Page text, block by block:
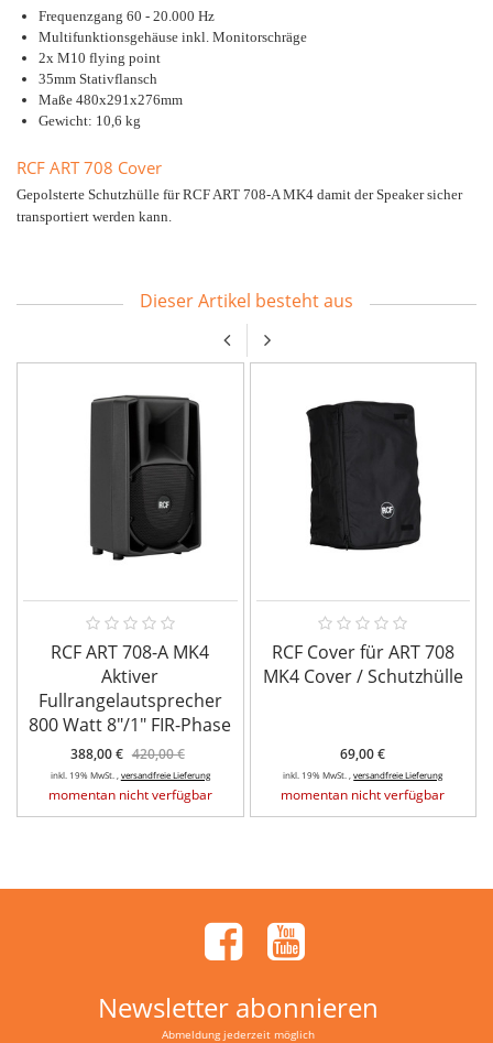
Frequenzgang 60 - 20.000 Hz
Multifunktionsgehäuse inkl. Monitorschräge
2x M10 flying point
35mm Stativflansch
Maße 480x291x276mm
Gewicht: 10,6 kg
RCF ART 708 Cover
Gepolsterte Schutzhülle für RCF ART 708-A MK4 damit der Speaker sicher
transportiert werden kann.
Dieser Artikel besteht aus
RCF ART 708-A MK4
Aktiver
Fullrangelautsprecher
800 Watt 8"/1" FIR-Phase
388,00 € 420,00 €
inkl. 19% MwSt. , versandfreie Lieferung
momentan nicht verfügbar
RCF Cover für ART 708
MK4 Cover / Schutzhülle
69,00 €
inkl. 19% MwSt. ,versandfreie Lieferung
momentan nicht verfügbar
Newsletter abonnieren
Abmeldung jederzeit möglich